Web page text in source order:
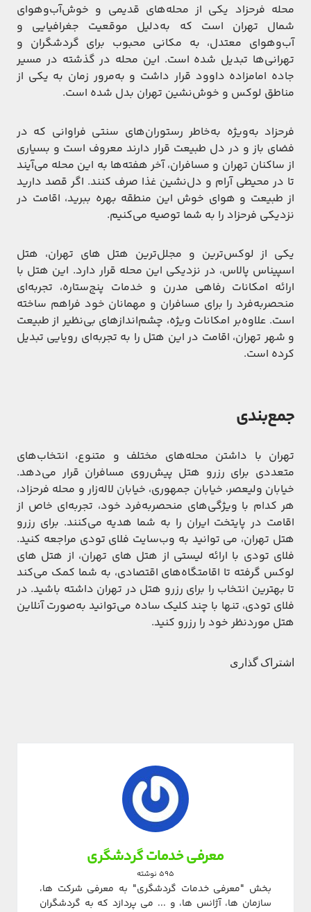
محله فرحزاد یکی از محله‌های قدیمی و خوش‌آب‌وهوای
شمال تهران است که به‌دلیل موقعیت جغرافیایی و
آب‌وهوای معتدل، به مکانی محبوب برای گردشگران و
تهرانی‌ها تبدیل شده است. این محله در گذشته در مسیر
جاده امامزاده داوود قرار داشت و به‌مرور زمان به یکی از
مناطق لوکس و خوش‌نشین تهران بدل شده است.
فرحزاد به‌ویژه به‌خاطر رستوران‌های سنتی فراوانی که در
فضای باز و در دل طبیعت قرار دارند معروف است و بسیاری
از ساکنان تهران و مسافران، آخر هفته‌ها به این محله می‌آیند
تا در محیطی آرام و دل‌نشین غذا صرف کنند. اگر قصد دارید
از طبیعت و هوای خوش این منطقه بهره ببرید، اقامت در
نزدیکی فرحزاد را به شما توصیه می‌کنیم.
یکی از لوکس‌ترین و مجلل‌ترین هتل های تهران، هتل
اسپیناس پالاس، در نزدیکی این محله قرار دارد. این هتل با
ارائه امکانات رفاهی مدرن و خدمات پنج‌ستاره، تجربه‌ای
منحصربه‌فرد را برای مسافران و مهمانان خود فراهم ساخته
است. علاوه‌بر امکانات ویژه، چشم‌اندازهای بی‌نظیر از طبیعت
و شهر تهران، اقامت در این هتل را به تجربه‌ای رویایی تبدیل
کرده است.
جمع‌بندی
تهران با داشتن محله‌های مختلف و متنوع، انتخاب‌های
متعددی برای رزرو هتل پیش‌روی مسافران قرار می‌دهد.
خیابان ولیعصر، خیابان جمهوری، خیابان لاله‌زار و محله فرحزاد،
هر کدام با ویژگی‌های منحصربه‌فرد خود، تجربه‌ای خاص از
اقامت در پایتخت ایران را به شما هدیه می‌کنند. برای رزرو
هتل تهران، می توانید به وب‌سایت فلای تودی مراجعه کنید.
فلای تودی با ارائه لیستی از هتل های تهران، از هتل های
لوکس گرفته تا اقامتگاه‌های اقتصادی، به شما کمک می‌کند
تا بهترین انتخاب را برای رزرو هتل در تهران داشته باشید. در
فلای تودی، تنها با چند کلیک ساده می‌توانید به‌صورت آنلاین
هتل موردنظر خود را رزرو کنید.
اشتراک گذاری
معرفی خدمات گردشگری
595 نوشته
بخش "معرفی خدمات گردشگری" به معرفی شرکت ها،
سازمان ها، آژانس ها، و ... می پردازد که به گردشگران